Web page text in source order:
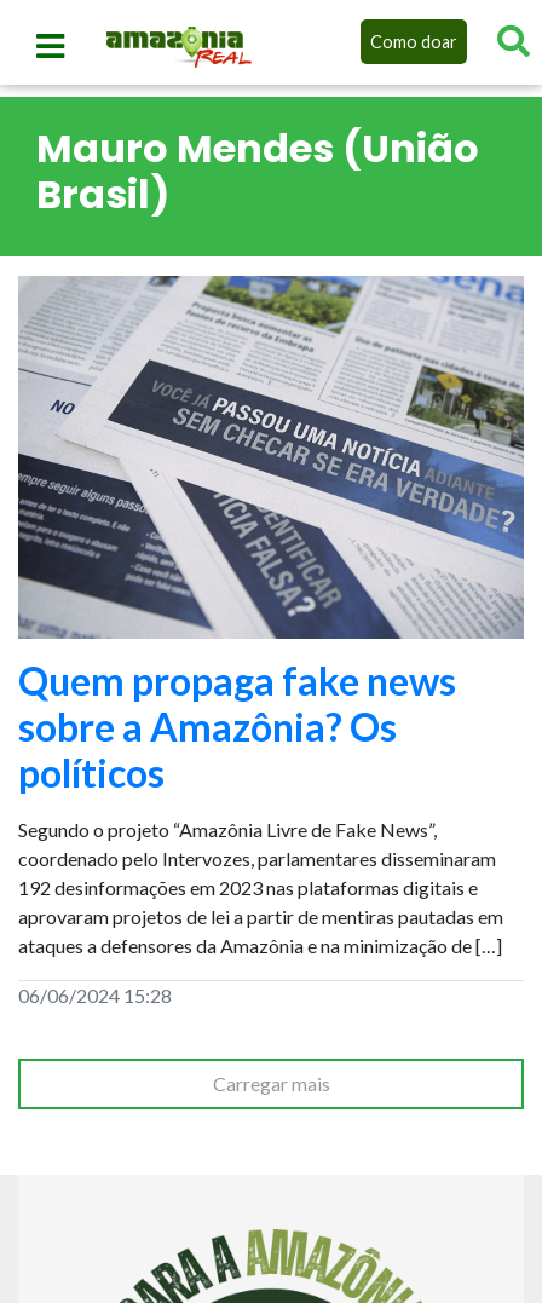
Como doar
Mauro Mendes (União
Brasil)
Quem propaga fake news
sobre a Amazônia? Os
políticos
Segundo o projeto “Amazônia Livre de Fake News”,
coordenado pelo Intervozes, parlamentares disseminaram
192 desinformações em 2023 nas plataformas digitais e
aprovaram projetos de lei a partir de mentiras pautadas em
ataques a defensores da Amazônia e na minimização de […]
06/06/2024 15:28
Carregar mais